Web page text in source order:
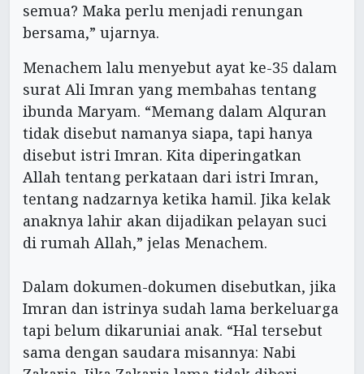
semua? Maka perlu menjadi renungan
bersama,” ujarnya.
Menachem lalu menyebut ayat ke-35 dalam
surat Ali Imran yang membahas tentang
ibunda Maryam. “Memang dalam Alquran
tidak disebut namanya siapa, tapi hanya
disebut istri Imran. Kita diperingatkan
Allah tentang perkataan dari istri Imran,
tentang nadzarnya ketika hamil. Jika kelak
anaknya lahir akan dijadikan pelayan suci
di rumah Allah,” jelas Menachem.
Dalam dokumen-dokumen disebutkan, jika
Imran dan istrinya sudah lama berkeluarga
tapi belum dikaruniai anak. “Hal tersebut
sama dengan saudara misannya: Nabi